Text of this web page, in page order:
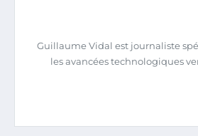
Guillaume Vidal est journaliste
les avancées technologiques